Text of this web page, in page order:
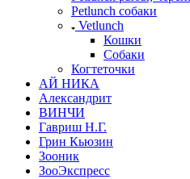
Petlunch собаки
Vetlunch
Кошки
Собаки
Когтеточки
АЙ НИКА
Александрит
ВИНЧИ
Гавриш Н.Г.
Грин Кьюзин
Зооник
ЗооЭкспресс